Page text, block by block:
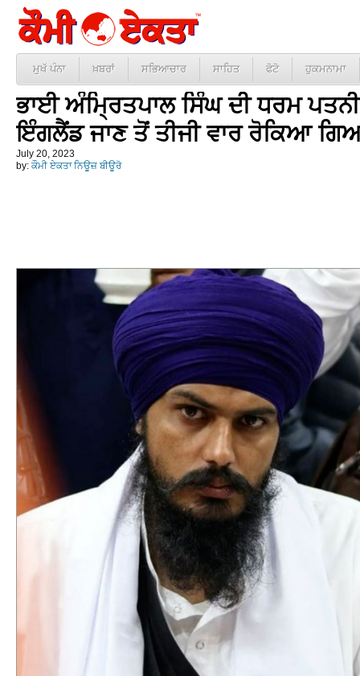
ਮੁਖੱ ਪੰਨਾ ਖ਼ਬਰਾਂ ਸਭਿਆਚਾਰ ਸਾਹਿਤ ਫੋਟੋ ਹੁਕਮਨਾਮਾ
ਭਾਈ ਅੰਮ੍ਰਿਤਪਾਲ ਸਿੰਘ ਦੀ ਧਰਮ
ਇੰਗਲੈਂਡ ਜਾਣ ਤੋਂ ਤੀਜੀ ਵਾਰ ਰੋਕਿਆ
July 20, 2023
by: ਕੌਮੀ ਏਕਤਾ ਨਿਊਜ਼ ਬੀਊਰੋ